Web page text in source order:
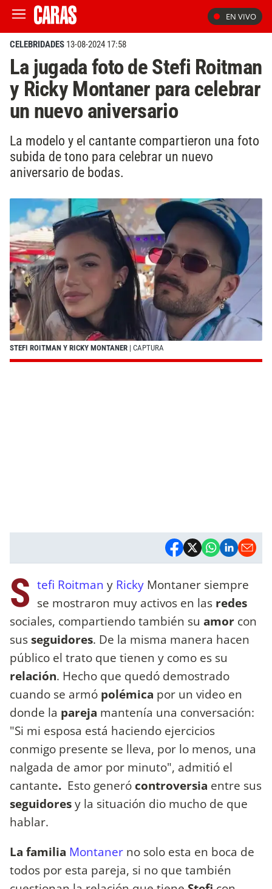
EN VIVO
CELEBRIDADES 13-08-2024 17:58
La jugada foto de Stefi Roitman
y Ricky Montaner para celebrar
un nuevo aniversario
La modelo y el cantante compartieron una foto
subida de tono para celebrar un nuevo
aniversario de bodas.
STEFI ROITMAN Y RICKY MONTANER | CAPTURA
S tefi Roitman y Ricky Montaner siempre
se mostraron muy activos en las redes
sociales, compartiendo también su amor con
susseguidores. De la misma manera hacen
público el trato que tienen y como es su
relación. Hecho que quedó demostrado
cuando se armó polémica por un video en
donde la pareja mantenía una conversación:
"Si mi esposa está haciendo ejercicios
conmigo presente se lleva, por lo menos, una
nalgada de amor por minuto", admitió el
cantante. Esto generó controversia entre sus
seguidoresy la situación dio mucho de que
hablar.
La familia Montaner no solo esta en boca de
todos por esta pareja, si no que también